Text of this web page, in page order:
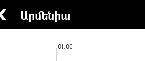
Արմենիա
01:00